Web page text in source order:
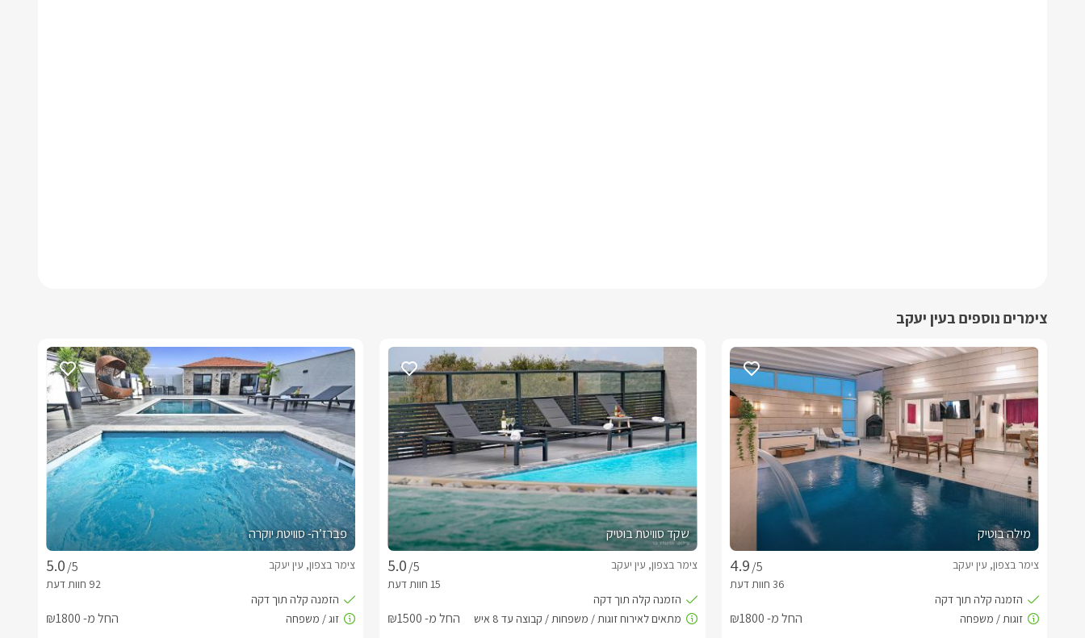
צימרים נוספים בעין יעקב
מילה בוטיק
/5
צימר בצפון, עין יעקב
החל מ- ₪1800
שקד סוויטת בוטיק
/5
צימר בצפון, עין יעקב
החל מ- ₪1500
פברז’ה- סוויטת יוקרה
/5
צימר בצפון, עין יעקב
החל מ- ₪1800